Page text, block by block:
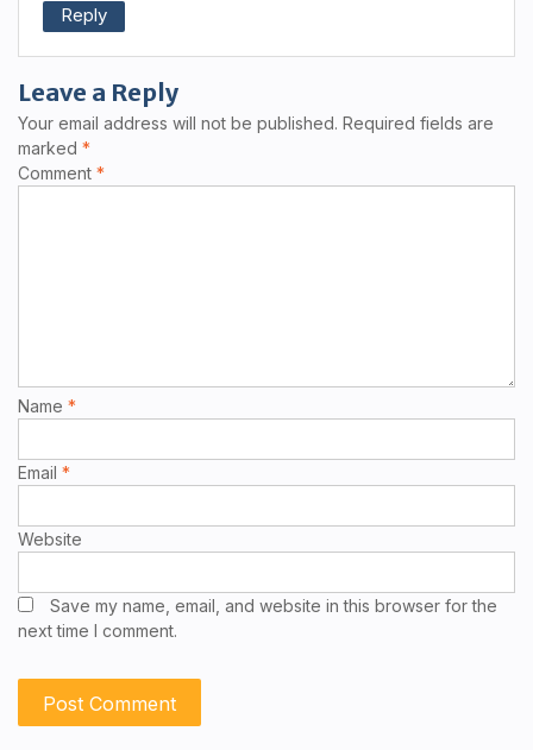
Reply
Leave a Reply
Your email address will not be published. Required fields are
marked *
Comment *
Name *
Email *
Website
Save my name, email, and website in this browser for the
next time I comment.